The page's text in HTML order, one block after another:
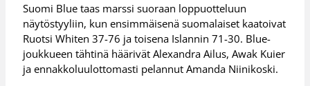
Suomi Blue taas marssi suoraan loppuotteluun
näytöstyyliin, kun ensimmäisenä suomalaiset kaatoivat
Ruotsi Whiten 37-76 ja toisena Islannin 71-30. Blue-
joukkueen tähtinä häärivät Alexandra Ailus, Awak Kuier
ja ennakkoluulottomasti pelannut Amanda Niinikoski.